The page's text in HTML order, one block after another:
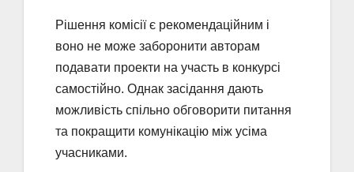
Рішення комісії є рекомендаційним і
воно не може заборонити авторам
подавати проекти на участь в конкурсі
самостійно. Однак засідання дають
можливість спільно обговорити питання
та покращити комунікацію між усіма
учасниками.